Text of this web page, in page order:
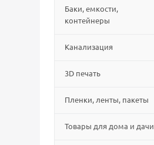
Баки, емкости,
контейнеры
Канализация
3D печать
Пленки, ленты, пакеты
Товары для дома и дачи